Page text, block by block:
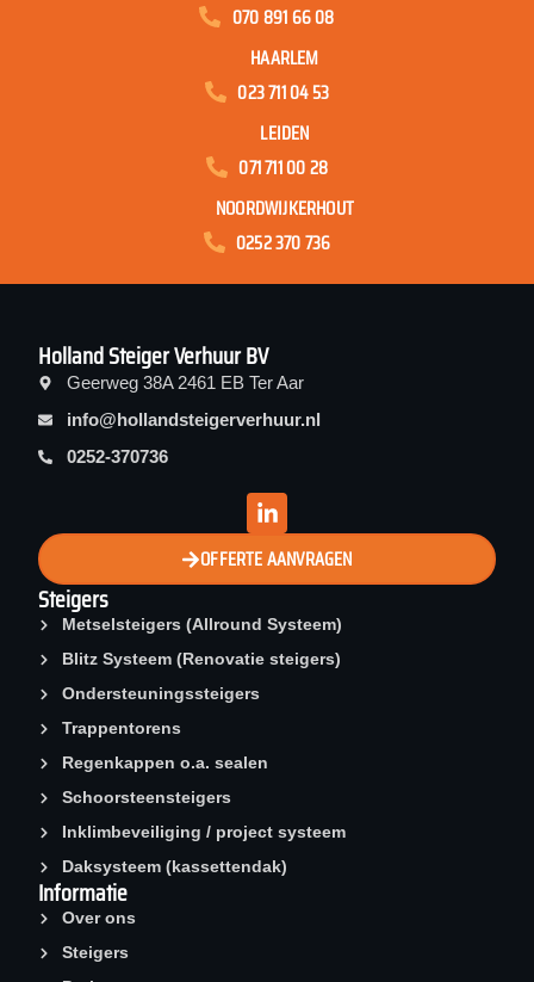
070 891 66 08
HAARLEM
023 711 04 53
LEIDEN
071 711 00 28
NOORDWIJKERHOUT
0252 370 736
Holland Steiger Verhuur BV
Geerweg 38A 2461 EB Ter Aar
info@hollandsteigerverhuur.nl
0252-370736
Steigers
Metselsteigers (Allround Systeem)
Blitz Systeem (Renovatie steigers)
Ondersteuningssteigers
Trappentorens
Regenkappen o.a. sealen
Schoorsteen­steigers
Inklimbeveiliging / project systeem
Daksysteem (kassettendak)
Informatie
Over ons
Steigers
OFFERTE AANVRAGEN